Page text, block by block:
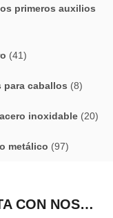
primeros auxilios
(41)
para caballos (8)
inoxidable (20)
metálico (97)
CONTACTA CON NOSOTROS